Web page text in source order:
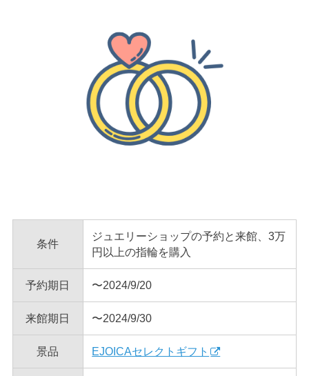
条件
ジュエリーショップの予約と来館、3万
円以上の指輪を購入
予約期日 〜2024/9/20
来館期日 〜2024/9/30
景品 EJOICAセレクトギフト